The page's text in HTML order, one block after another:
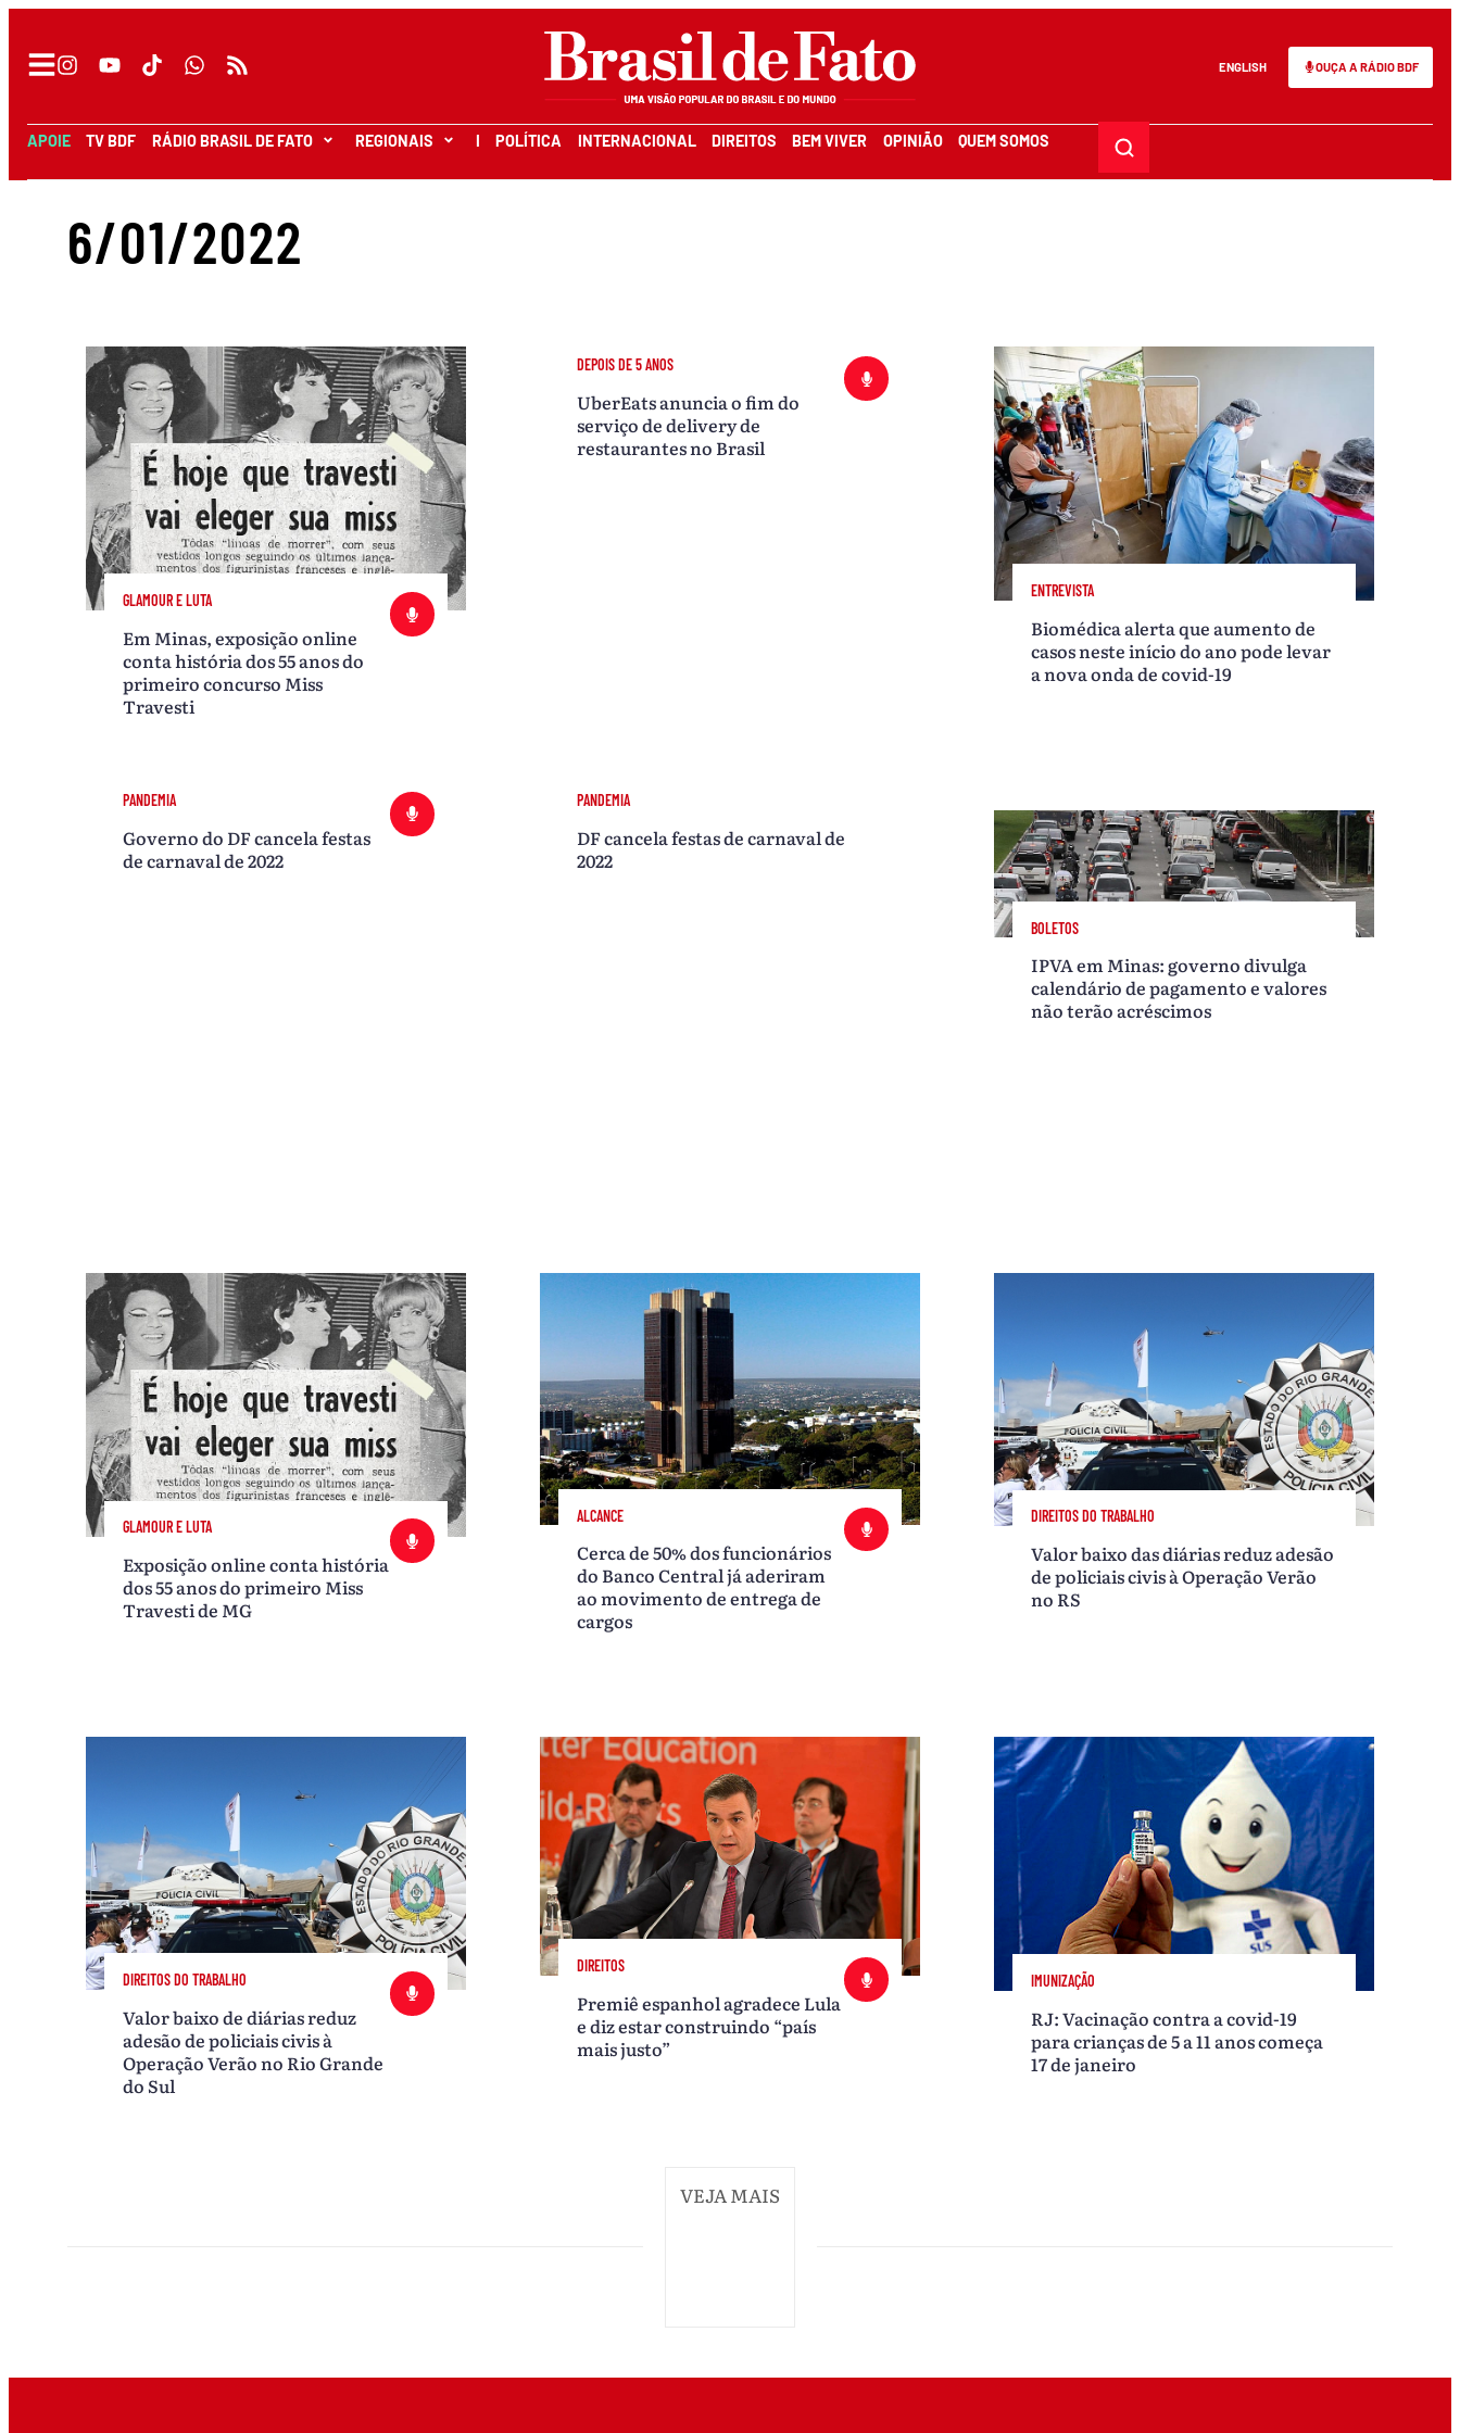
ENGLISH OUÇA A RÁDIO BDF
APOIE TV BDF RÁDIO BRASIL DE FATO REGIONAIS I POLÍTICA INTERNACIONAL DIREITOS BEM VIVER OPINIÃO QUEM SOMOS
6/01/2022
GLAMOUR E LUTA
Em Minas, exposição online
conta história dos 55 anos do
primeiro concurso Miss
Travesti
DEPOIS DE 5 ANOS
UberEats anuncia o fim do
serviço de delivery de
restaurantes no Brasil
ENTREVISTA
Biomédica alerta que aumento de
casos neste início do ano pode levar
a nova onda de covid-19
PANDEMIA
Governo do DF cancela festas
de carnaval de 2022
PANDEMIA
DF cancela festas de carnaval de
2022
BOLETOS
IPVA em Minas: governo divulga
calendário de pagamento e valores
não terão acréscimos
GLAMOUR E LUTA
Exposição online conta história
dos 55 anos do primeiro Miss
Travesti de MG
ALCANCE
Cerca de 50% dos funcionários
do Banco Central já aderiram
ao movimento de entrega de
cargos
DIREITOS DO TRABALHO
Valor baixo das diárias reduz adesão
de policiais civis à Operação Verão
no RS
DIREITOS DO TRABALHO
Valor baixo de diárias reduz
adesão de policiais civis à
Operação Verão no Rio Grande
do Sul
DIREITOS
Premiê espanhol agradece Lula
e diz estar construindo “país
mais justo”
IMUNIZAÇÃO
RJ: Vacinação contra a covid-19
para crianças de 5 a 11 anos começa
17 de janeiro
VEJA MAIS